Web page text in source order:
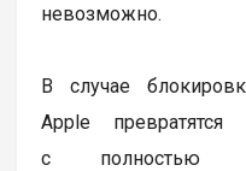
невозможно.
В случае
Apple
с полностью